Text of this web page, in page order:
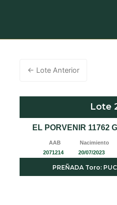
← Lote Anterior
Lote
EL PORVENIR 11762
AAB Nacimiento
2071214 20/07/
PREÑADA Toro: